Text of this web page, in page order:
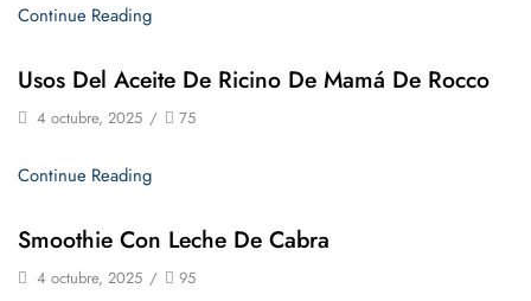
Continue Reading
Usos Del Aceite De Ricino De Mamá De Rocco
4 octubre, 2025 / 75
Continue Reading
Smoothie Con Leche De Cabra
4 octubre, 2025 / 95